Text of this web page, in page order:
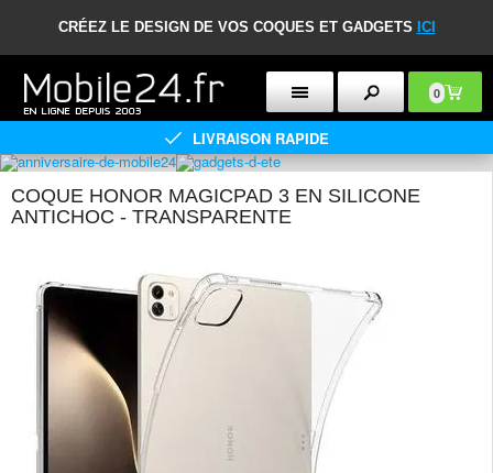
CRÉEZ LE DESIGN DE VOS COQUES ET GADGETS ICI
0
LIVRAISON RAPIDE
COQUE HONOR MAGICPAD 3 EN SILICONE
ANTICHOC - TRANSPARENTE